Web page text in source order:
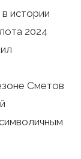
истории
2024
Сметов